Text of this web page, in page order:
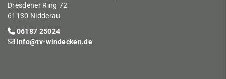
Dresdener Ring 72
61130 Nidderau
06187 25024
info@tv-windecken.de